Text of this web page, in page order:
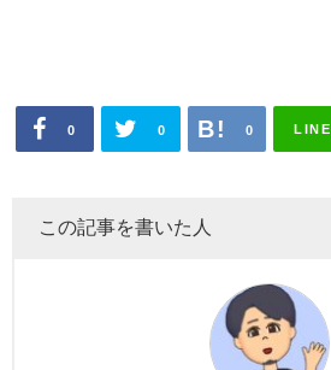
0 0 0 LINE
この記事を書いた人